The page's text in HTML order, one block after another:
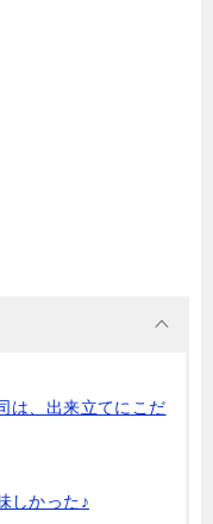
は、出来立てにこだ
しかった♪